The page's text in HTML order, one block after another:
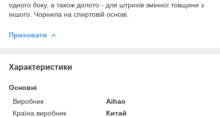
одного боку, а також долото - для штрихів змінної товщини з
іншого. Чорнила на спиртовій основі.
Приховати
Характеристики
Основні
Виробник
Aihao
Країна виробник
Китай